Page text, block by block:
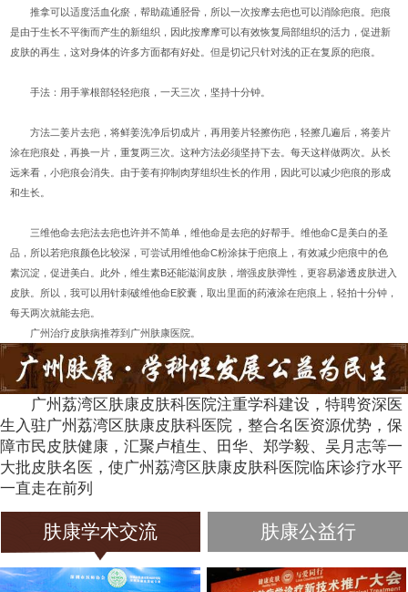
推拿可以适度活血化瘀，帮助疏通胫骨，所以一次按摩去疤也可以消除疤痕。疤痕
是由于生长不平衡而产生的新组织，因此按摩摩可以有效恢复局部组织的活力，促进新
皮肤的再生，这对身体的许多方面都有好处。但是切记只针对浅的正在复原的疤痕。
手法：用手掌根部轻轻疤痕，一天三次，坚持十分钟。
方法二姜片去疤，将鲜姜洗净后切成片，再用姜片轻擦伤疤，轻擦几遍后，将姜片
涂在疤痕处，再换一片，重复两三次。这种方法必须坚持下去。每天这样做两次。从长
远来看，小疤痕会消失。由于姜有抑制肉芽组织生长的作用，因此可以减少疤痕的形成
和生长。
三维他命去疤法去疤也许并不简单，维他命是去疤的好帮手。维他命C是美白的圣
品，所以若疤痕颜色比较深，可尝试用维他命C粉涂抹于疤痕上，有效减少疤痕中的色
素沉淀，促进美白。此外，维生素B还能滋润皮肤，增强皮肤弹性，更容易渗透皮肤进入
皮肤。所以，我可以用针刺破维他命E胶囊，取出里面的药液涂在疤痕上，轻拍十分钟，
每天两次就能去疤。
广州治疗皮肤病推荐到广州肤康医院。
广州荔湾区肤康皮肤科医院注重学科建设，特聘资深医
生入驻广州荔湾区肤康皮肤科医院，整合名医资源优势，保
障市民皮肤健康，汇聚卢植生、田华、郑学毅、吴月志等一
大批皮肤名医，使广州荔湾区肤康皮肤科医院临床诊疗水平
一直走在前列
肤康学术交流 肤康公益行